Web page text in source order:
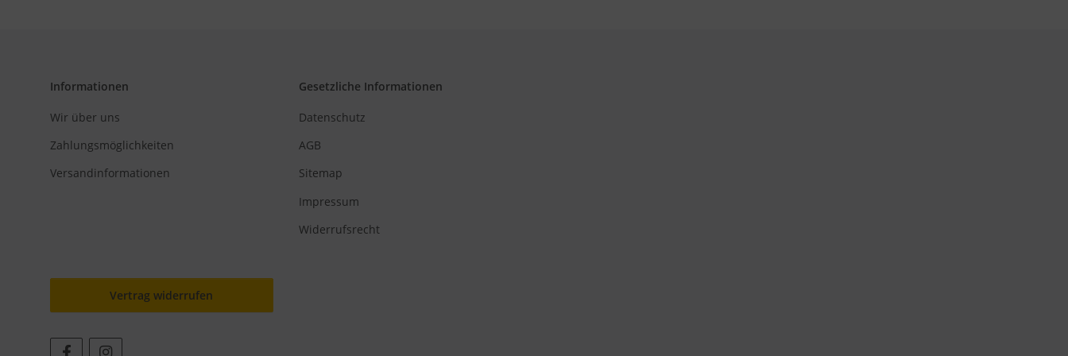
Informationen
Wir über uns
Zahlungsmöglichkeiten
Versandinformationen
Gesetzliche Informationen
Datenschutz
AGB
Sitemap
Impressum
Widerrufsrecht
Vertrag widerrufen